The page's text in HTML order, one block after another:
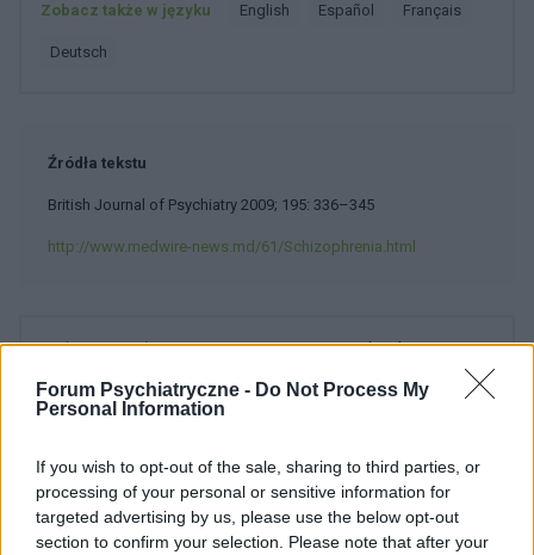
Forum Psychiatryczne - Do Not Process My
Personal Information
If you wish to opt-out of the sale, sharing to third parties, or
processing of your personal or sensitive information for
targeted advertising by us, please use the below opt-out
section to confirm your selection. Please note that after your
Zobacz także w języku english español français
deutsch
Źródła tekstu
British Journal of Psychiatry 2009; 195: 336–345
http://www.medwire-news.md/61/Schizophrenia.html
Treści i materiały zawarte w tym serwisie mają charakter
edukacyjno-informacyjny. Wydawca i redakcja serwisu nie ponosi
odpowiedzialności za efekty ich zastosowania. Przed
zastosowaniem porad i wskazówek zawartych w serwisie, należy